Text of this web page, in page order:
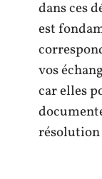
dans ces
est
vos
car elles